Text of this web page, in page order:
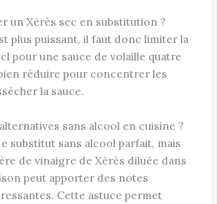
un Xérès sec en substitution ?
plus puissant, il faut donc limiter la
pour une sauce de volaille quatre
réduire pour concentrer les
la sauce.
sans alcool en cuisine ?
substitut sans alcool parfait, mais
de vinaigre de Xérès diluée dans
peut apporter des notes
Cette astuce permet